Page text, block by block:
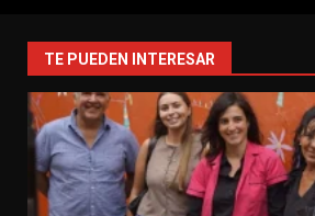
TE PUEDEN INTERESAR